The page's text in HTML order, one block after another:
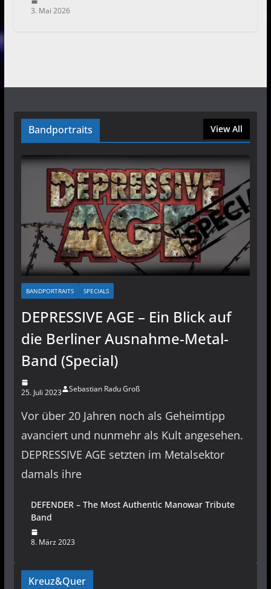
3. Mai 2026
Bandportraits View All
BANDPORTRAITS SPECIALS
DEPRESSIVE AGE – Ein Blick auf
die Berliner Ausnahme-Metal-
Band (Special)
25. Juli 2023 Sebastian Radu Groß
Vor über 20 Jahren noch als Geheimtipp
avanciert und nunmehr als Kult angesehen.
DEPRESSIVE AGE setzten im Metalsektor
damals ihre
DEFENDER – The Most Authentic Manowar Tribute
Band
8. März 2023
Kreuz&Quer